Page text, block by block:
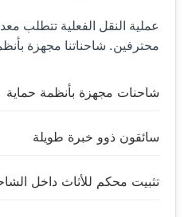
عملية النقل الفعلية تتطلب
محترفين. شاحناتنا مجهزة
شاحنات مجهزة بأنظمة حماية
سائقون ذوو خبرة طويلة
تثبيت محكم للأثاث داخل